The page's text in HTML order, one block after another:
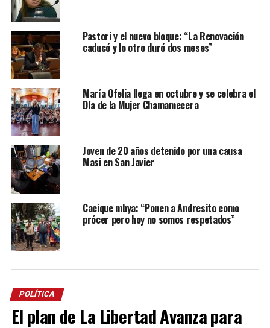
Pastori y el nuevo bloque: “La Renovación
caducó y lo otro duró dos meses”
María Ofelia llega en octubre y se celebra el
Día de la Mujer Chamamecera
Joven de 20 años detenido por una causa
Masi en San Javier
Cacique mbya: “Ponen a Andresito como
prócer pero hoy no somos respetados”
POLÍTICA
El plan de La Libertad Avanza para